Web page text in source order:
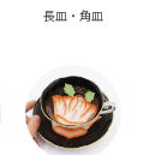
長皿・角皿